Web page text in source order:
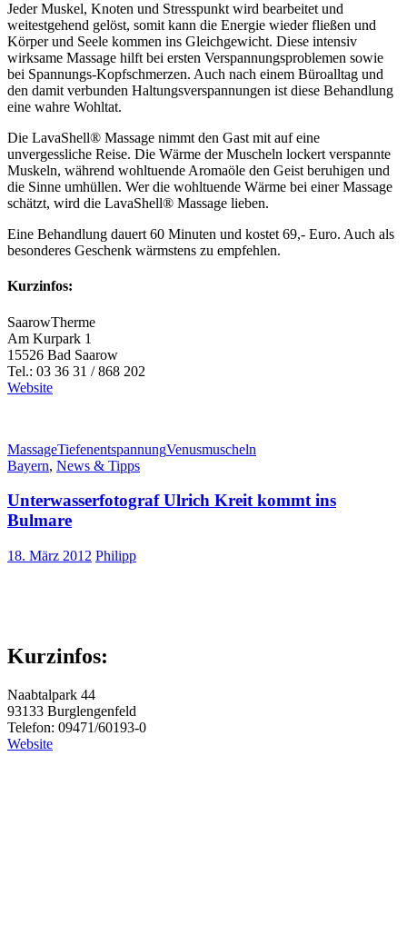
Jeder Muskel, Knoten und Stresspunkt wird bearbeitet und
weitestgehend gelöst, somit kann die Energie wieder fließen und
Körper und Seele kommen ins Gleichgewicht. Diese intensiv
wirksame Massage hilft bei ersten Verspannungsproblemen sowie
bei Spannungs-Kopfschmerzen. Auch nach einem Büroalltag und
den damit verbunden Haltungsverspannungen ist diese Behandlung
eine wahre Wohltat.
Die LavaShell® Massage nimmt den Gast mit auf eine
unvergessliche Reise. Die Wärme der Muscheln lockert verspannte
Muskeln, während wohltuende Aromaöle den Geist beruhigen und
die Sinne umhüllen. Wer die wohltuende Wärme bei einer Massage
schätzt, wird die LavaShell® Massage lieben.
Eine Behandlung dauert 60 Minuten und kostet 69,- Euro. Auch als
besonderes Geschenk wärmstens zu empfehlen.
Kurzinfos:
SaarowTherme
Am Kurpark 1
15526 Bad Saarow
Tel.: 03 36 31 / 868 202
Website
MassageTiefenentspannungVenusmuscheln
Bayern, News & Tipps
Unterwasserfotograf Ulrich Kreit kommt ins
Bulmare
18. März 2012 Philipp
Kurzinfos:
Naabtalpark 44
93133 Burglengenfeld
Telefon: 09471/60193-0
Website